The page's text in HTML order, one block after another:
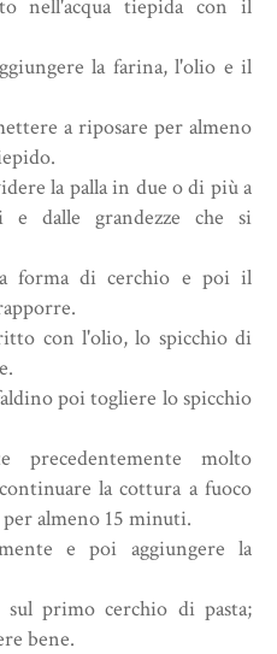
nell'acqua tiepida con il
la farina, l'olio e il
a riposare per almeno
la palla in due o di più a
dalle grandezze che si
forma di cerchio e poi il
con l'olio, lo spicchio di
poi togliere lo spicchio
molto
la cottura a fuoco
almeno 15 minuti.
e poi aggiungere la
sul primo cerchio di pasta;
bene.